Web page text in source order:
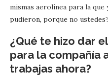
mismas aerolínea para la
pudieron, porque no ustedes?
¿Qué te hizo dar
para la compañía
trabajas ahora?